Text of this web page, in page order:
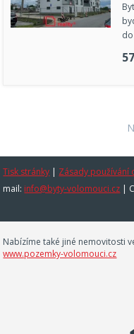
Tisk stránky | Zásady používání
mail: info@byty-volomouci.cz |
Nabízíme také jiné nemovitosti
www.pozemky-volomouci.cz